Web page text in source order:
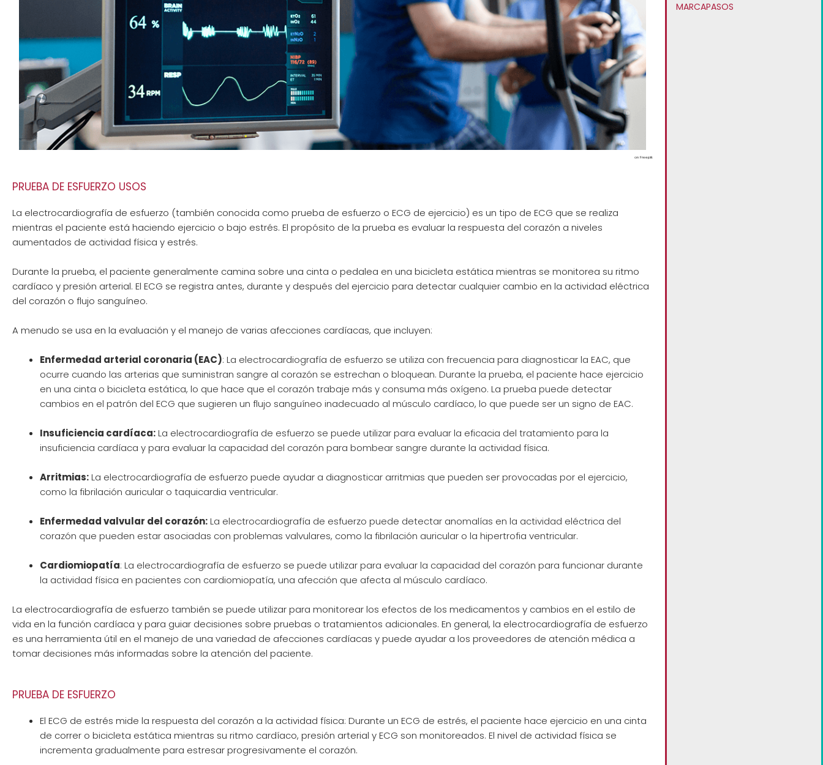
on Freepik
PRUEBA DE ESFUERZO USOS
La electrocardiografía de esfuerzo (también conocida como prueba de esfuerzo o ECG de ejercicio) es un tipo de ECG que se realiza
mientras el paciente está haciendo ejercicio o bajo estrés. El propósito de la prueba es evaluar la respuesta del corazón a niveles
aumentados de actividad física y estrés.
Durante la prueba, el paciente generalmente camina sobre una cinta o pedalea en una bicicleta estática mientras se monitorea su ritmo
cardíaco y presión arterial. El ECG se registra antes, durante y después del ejercicio para detectar cualquier cambio en la actividad eléctrica
del corazón o flujo sanguíneo.
A menudo se usa en la evaluación y el manejo de varias afecciones cardíacas, que incluyen:
Enfermedad arterial coronaria (EAC): La electrocardiografía de esfuerzo se utiliza con frecuencia para diagnosticar la EAC, que
ocurre cuando las arterias que suministran sangre al corazón se estrechan o bloquean. Durante la prueba, el paciente hace ejercicio
en una cinta o bicicleta estática, lo que hace que el corazón trabaje más y consuma más oxígeno. La prueba puede detectar
cambios en el patrón del ECG que sugieren un flujo sanguíneo inadecuado al músculo cardíaco, lo que puede ser un signo de EAC.
Insuficiencia cardíaca:La electrocardiografía de esfuerzo se puede utilizar para evaluar la eficacia del tratamiento para la
insuficiencia cardíaca y para evaluar la capacidad del corazón para bombear sangre durante la actividad física.
Arritmias:La electrocardiografía de esfuerzo puede ayudar a diagnosticar arritmias que pueden ser provocadas por el ejercicio,
como la fibrilación auricular o taquicardia ventricular.
Enfermedad valvular del corazón:La electrocardiografía de esfuerzo puede detectar anomalías en la actividad eléctrica del
corazón que pueden estar asociadas con problemas valvulares, como la fibrilación auricular o la hipertrofia ventricular.
Cardiomiopatía: La electrocardiografía de esfuerzo se puede utilizar para evaluar la capacidad del corazón para funcionar durante
la actividad física en pacientes con cardiomiopatía, una afección que afecta al músculo cardíaco.
La electrocardiografía de esfuerzo también se puede utilizar para monitorear los efectos de los medicamentos y cambios en el estilo de
vida en la función cardíaca y para guiar decisiones sobre pruebas o tratamientos adicionales. En general, la electrocardiografía de esfuerzo
es una herramienta útil en el manejo de una variedad de afecciones cardíacas y puede ayudar a los proveedores de atención médica a
tomar decisiones más informadas sobre la atención del paciente.
PRUEBA DE ESFUERZO
El ECG de estrés mide la respuesta del corazón a la actividad física: Durante un ECG de estrés, el paciente hace ejercicio en una cinta
de correr o bicicleta estática mientras su ritmo cardíaco, presión arterial y ECG son monitoreados. El nivel de actividad física se
incrementa gradualmente para estresar progresivamente el corazón.
MARCAPASOS